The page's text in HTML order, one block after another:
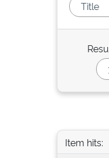
Item hits: